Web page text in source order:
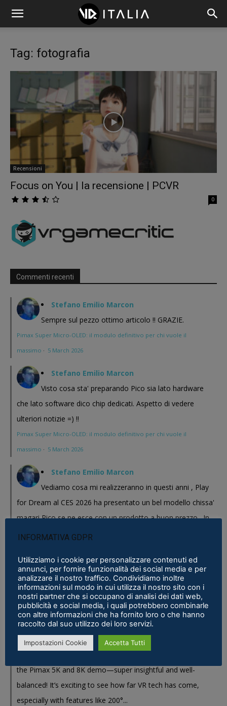
Tag: fotografia
Recensioni
Focus on You | la recensione | PCVR
0
Commenti recenti
Stefano Emilio Marcon
Sempre sul pezzo ottimo articolo !! GRAZIE.
Pimax Super Micro-OLED: il modulo definitivo per chi vuole il
massimo · 5 March 2026
Stefano Emilio Marcon
Visto cosa sta' preparando Pico sia lato hardware
che lato software dico chip dedicati. Aspetto di vedere
ulteriori notizie =) !!
Pimax Super Micro-OLED: il modulo definitivo per chi vuole il
massimo · 5 March 2026
Stefano Emilio Marcon
Vediamo cosa mi realizzeranno in questi anni , Play
for Dream al CES 2026 ha presentato un bel modello chissa'
magari Pico se ne esce con un prodotto a buon prezzo . In
sostanza i prodotti cinesi...
Quest - VR ITALIA·25 February 2026
Fabio
Se fosse disponibile lo prenderei al volo
Samsung Galaxy XR è realtà, ma ne avevamo bisogno? ·16 January 2026
Eric Marcus
the Pimax 5K and 8K demo—super insightful and well-
balanced! It’s exciting to see how far VR tech has come,
especially with features like 200°...
INFORMATIVA GDPR
Utilizziamo i cookie per personalizzare contenuti ed
annunci, per fornire funzionalità dei social media e per
analizzare il nostro traffico. Condividiamo inoltre
informazioni sul modo in cui utilizza il nostro sito con i
nostri partner che si occupano di analisi dei dati web,
pubblicità e social media, i quali potrebbero combinarle
con altre informazioni che ha fornito loro o che hanno
raccolto dal suo utilizzo dei loro servizi.
Impostazioni Cookie Accetta Tutti